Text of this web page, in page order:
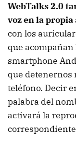
WebTalks 2.0
voz en la
con los
que
smartphone
que detenernos
teléfono. Decir
palabra del
activará la